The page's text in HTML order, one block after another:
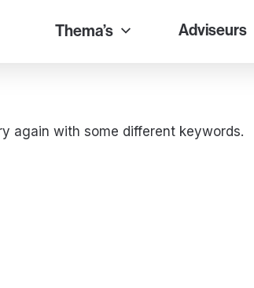
Thema’s Adviseurs
again with some different keywords.